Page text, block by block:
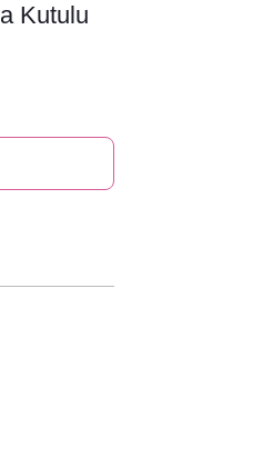
Kutulu